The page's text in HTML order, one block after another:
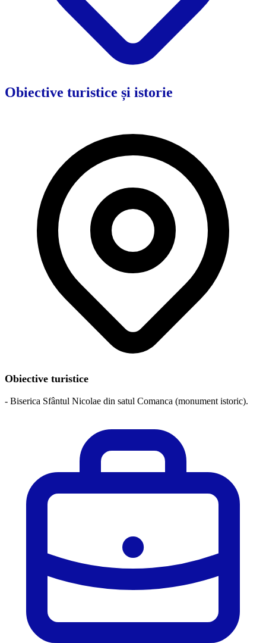
Obiective turistice și istorie
Obiective turistice
- Biserica Sfântul Nicolae din satul Comanca (monument istoric).